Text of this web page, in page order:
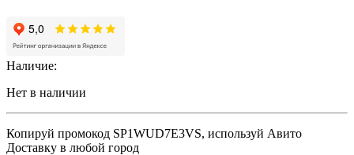
Наличие:
Нет в наличии
Копируй промокод SP1WUD7E3VS, используй Авито
Доставку в любой город